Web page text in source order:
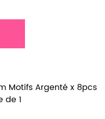
Motifs Argenté x 8pcs
de 1